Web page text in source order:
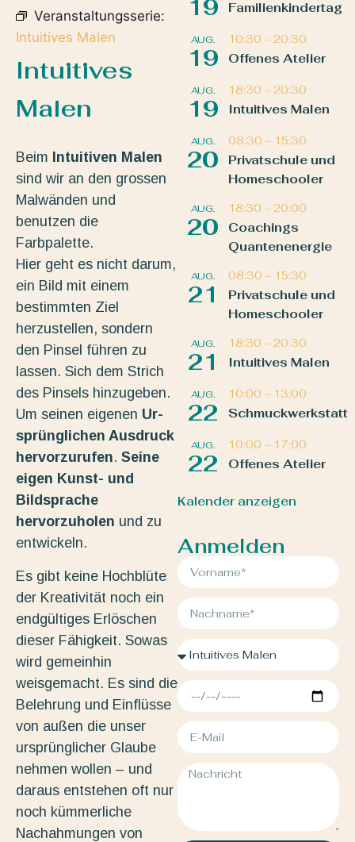
Veranstaltungsserie:
Intuitives Malen
Intuitives
Malen
Beim Intuitiven Malen
sind wir an den grossen
Malwänden und
benutzen die
Farbpalette.
Hier geht es nicht darum,
ein Bild mit einem
bestimmten Ziel
herzustellen, sondern
den Pinsel führen zu
lassen. Sich dem Strich
des Pinsels hinzugeben.
Um seinen eigenen Ur-
sprünglichen Ausdruck
hervorzurufen. Seine
eigen Kunst- und
Bildsprache
hervorzuholen und zu
entwickeln.
Es gibt keine Hochblüte
der Kreativität noch ein
endgültiges Erlöschen
dieser Fähigkeit. Sowas
wird gemeinhin
weisgemacht. Es sind die
Belehrung und Einflüsse
von außen die unser
ursprünglicher Glaube
nehmen wollen – und
daraus entstehen oft nur
noch kümmerliche
Nachahmungen von
19 Familienkindertag
AUG.
19
10:30 – 20:30
Offenes Atelier
AUG.
19
18:30 – 20:30
Intuitives Malen
AUG.
20
08:30 – 15:30
Privatschule und
Homeschooler
AUG.
20
18:30 – 20:00
Coachings
Quantenenergie
AUG.
21
08:30 – 15:30
Privatschule und
Homeschooler
AUG.
21
18:30 – 20:30
Intuitives Malen
AUG.
22
10:00 – 13:00
Schmuckwerkstatt
AUG.
22
10:00 – 17:00
Offenes Atelier
Kalender anzeigen
Anmelden